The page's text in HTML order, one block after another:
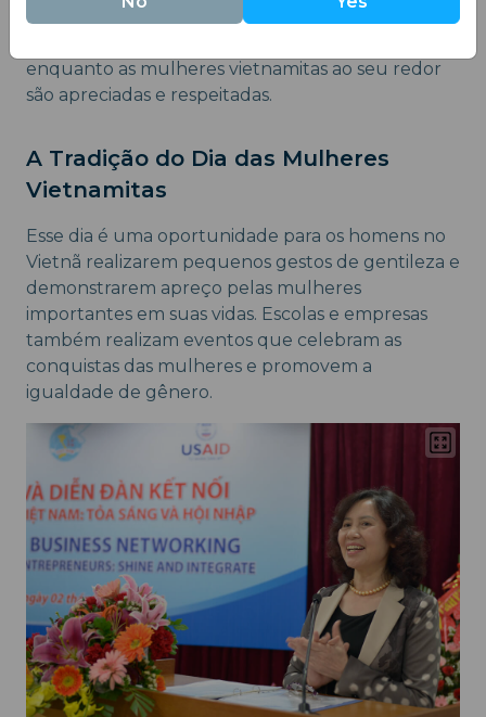
mencionada, e verá presentes e flores sendo
enquanto as mulheres vietnamitas ao seu redor
são apreciadas e respeitadas.
A Tradição do Dia das Mulheres
Vietnamitas
Esse dia é uma oportunidade para os homens no
Vietnã realizarem pequenos gestos de gentileza e
demonstrarem apreço pelas mulheres
importantes em suas vidas. Escolas e empresas
também realizam eventos que celebram as
conquistas das mulheres e promovem a
igualdade de gênero.